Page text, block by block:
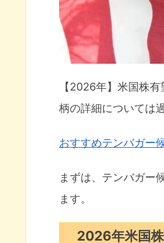
UPST（
COIN（コ
2026年2月テ
【2026年】米国株
柄の詳細については
おすすめテンバガー
まずは、テンバガー
ます。
2026年米国